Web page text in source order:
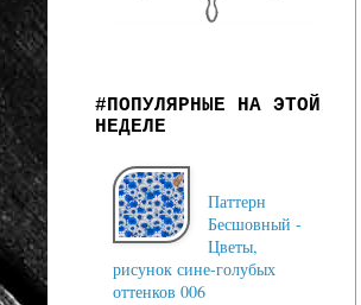
#ПОПУЛЯРНЫЕ НА ЭТОЙ
НЕДЕЛЕ
Паттерн
Бесшовный -
Цветы,
рисунок сине-голубых
оттенков 006